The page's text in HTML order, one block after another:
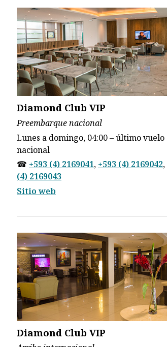
Diamond Club VIP
Preembarque nacional
Lunes a domingo, 04:00 – último vuelo
nacional
☎ +593 (4) 2169041, +593 (4) 2169042,
(4) 2169043
Sitio web
Diamond Club VIP